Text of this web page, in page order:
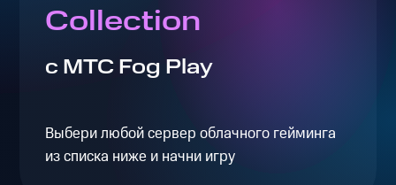
Collection
с МТС Fog Play
Выбери любой сервер облачного гейминга
из списка ниже и начни игру